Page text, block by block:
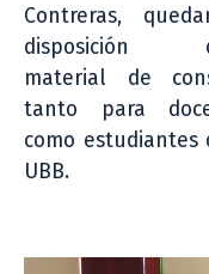
Contreras,
disposición
material de
tanto para
como estudiantes
UBB.